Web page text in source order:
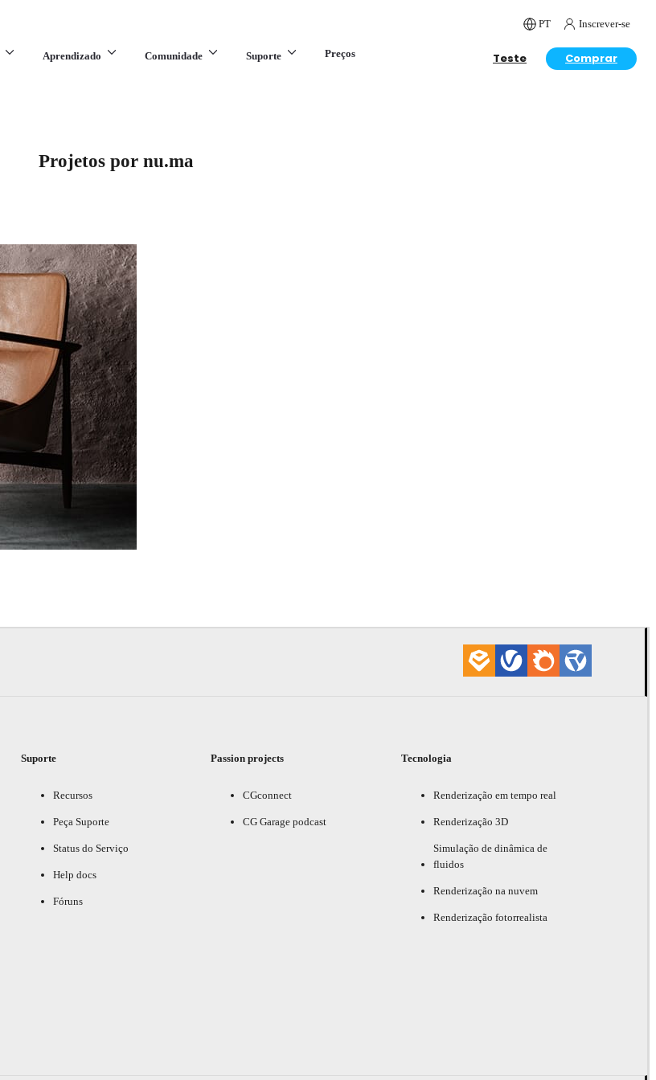
PT Inscrever-se
Aprendizado Comunidade Suporte Preços Teste Comprar
Projetos por nu.ma
Suporte
Recursos
Peça Suporte
Status do Serviço
Help docs
Fóruns
Passion projects
CGconnect
CG Garage podcast
Tecnologia
Renderização em tempo real
Renderização 3D
Simulação de dinâmica de
fluidos
Renderização na nuvem
Renderização fotorrealista